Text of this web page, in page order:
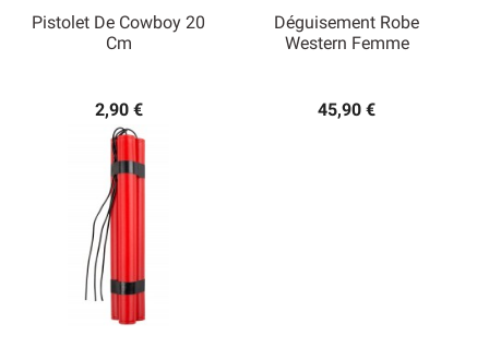
Pistolet De Cowboy 20
Cm
2,90 €
Déguisement Robe
Western Femme
45,90 €